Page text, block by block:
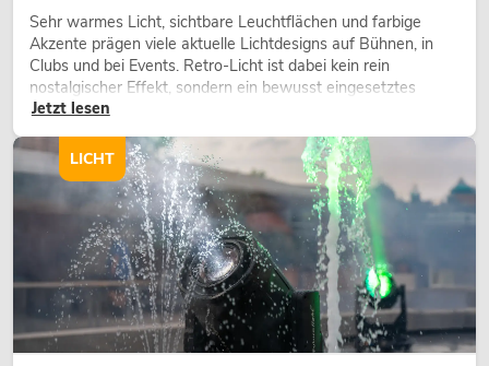
Sehr warmes Licht, sichtbare Leuchtflächen und farbige
Akzente prägen viele aktuelle Lichtdesigns auf Bühnen, in
Clubs und bei Events. Retro-Licht ist dabei kein rein
nostalgischer Effekt, sondern ein bewusst eingesetztes
Gestaltungsmittel: Es schafft Atmosphäre, gibt Szenen
wirken lassen.
Jetzt lesen
LICHT